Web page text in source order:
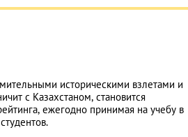
историческими взлетами и
с Казахстаном, становится
ежегодно принимая на учебу в